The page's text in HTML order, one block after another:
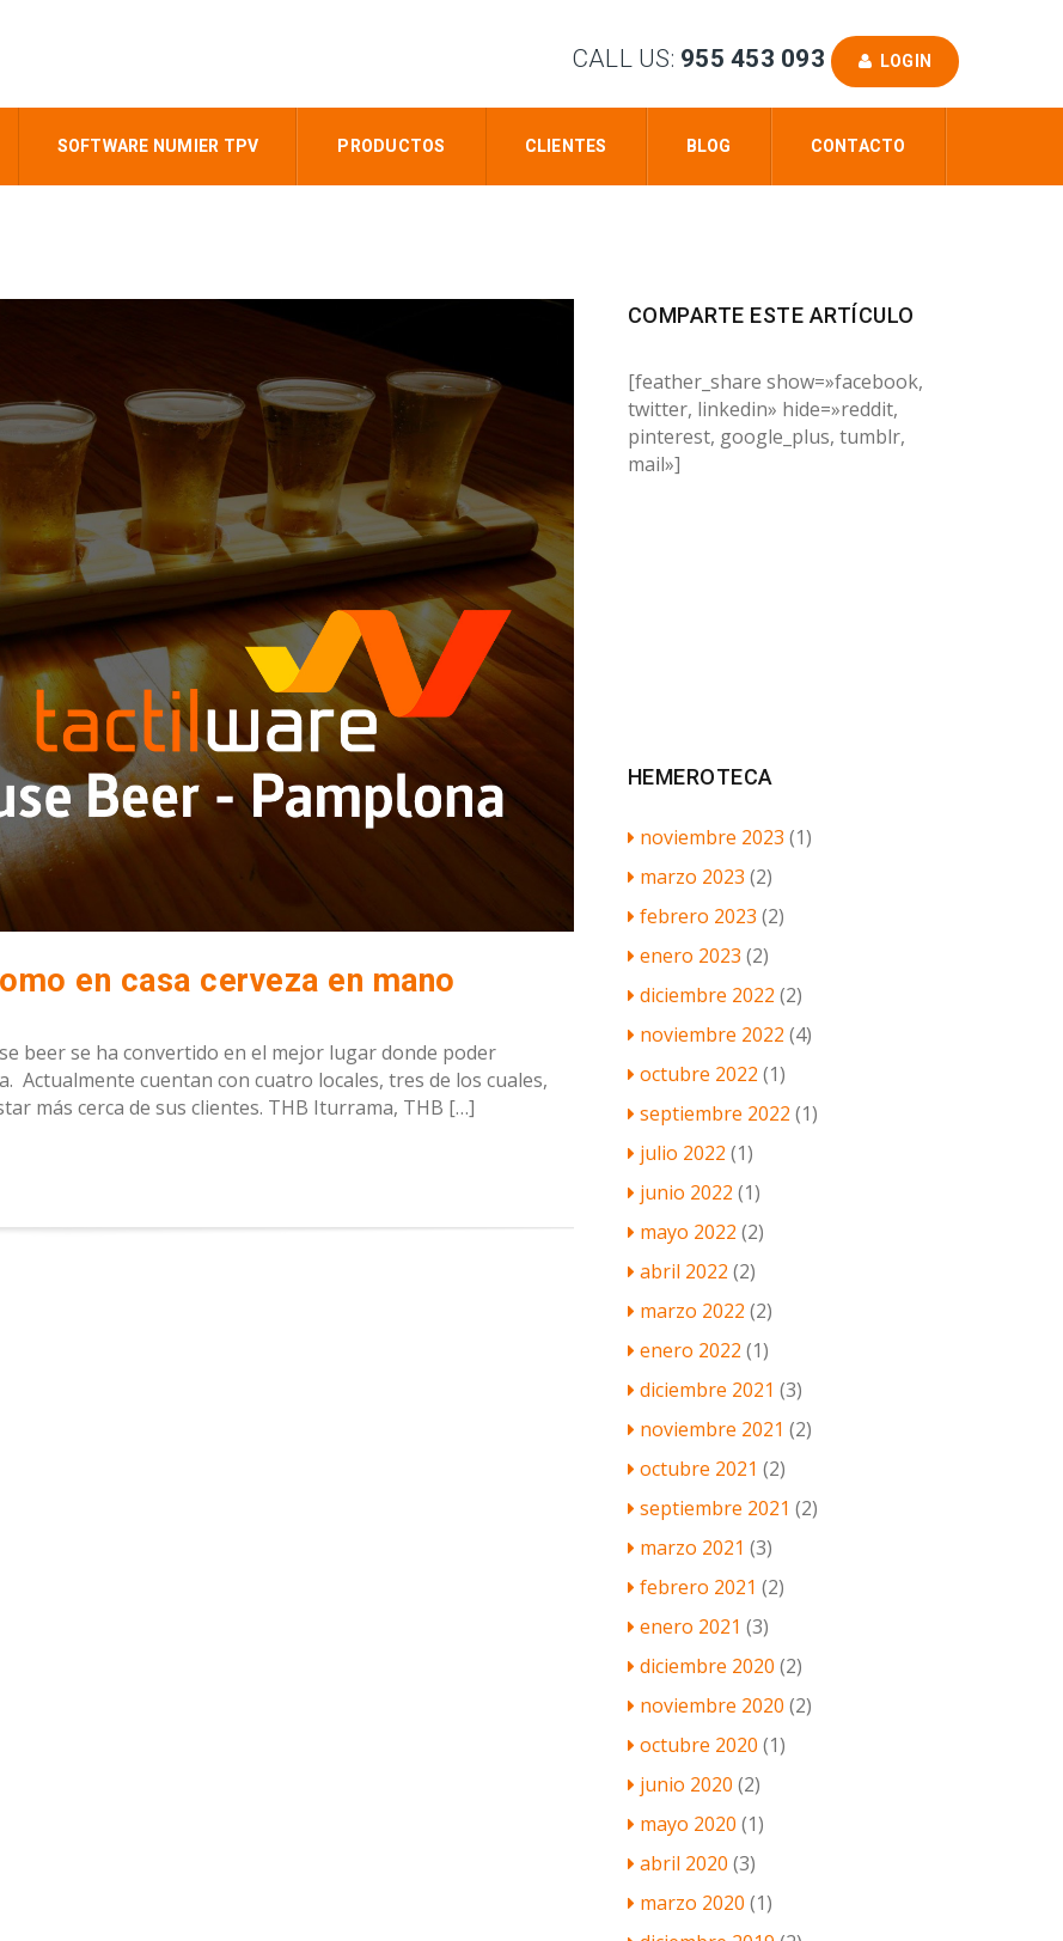
CALL US: 955 453 093 LOGIN
SOFTWARE NUMIER TPV PRODUCTOS CLIENTES BLOG CONTACTO
en casa cerveza en mano
beer se ha convertido en el mejor lugar donde poder
Actualmente cuentan con cuatro locales, tres de los cuales,
más cerca de sus clientes. THB Iturrama, THB […]
COMPARTE ESTE ARTÍCULO
[feather_share show=»facebook,
twitter, linkedin» hide=»reddit,
pinterest, google_plus, tumblr,
mail»]
HEMEROTECA
noviembre 2023 (1)
marzo 2023 (2)
febrero 2023 (2)
enero 2023 (2)
diciembre 2022 (2)
noviembre 2022 (4)
octubre 2022 (1)
septiembre 2022 (1)
julio 2022 (1)
junio 2022 (1)
mayo 2022 (2)
abril 2022 (2)
marzo 2022 (2)
enero 2022 (1)
diciembre 2021 (3)
noviembre 2021 (2)
octubre 2021 (2)
septiembre 2021 (2)
marzo 2021 (3)
febrero 2021 (2)
enero 2021 (3)
diciembre 2020 (2)
noviembre 2020 (2)
octubre 2020 (1)
junio 2020 (2)
mayo 2020 (1)
abril 2020 (3)
marzo 2020 (1)